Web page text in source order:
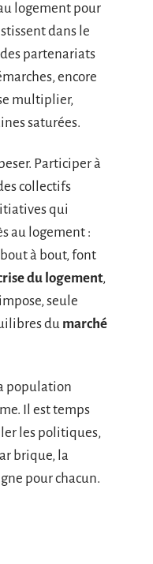
logement pour
dans le
partenariats
encore
multiplier,
saturées.
Participer à
collectifs
qui
au logement :
à bout, font
du logement,
seule
du marché
population
Il est temps
les politiques,
brique, la
pour chacun.